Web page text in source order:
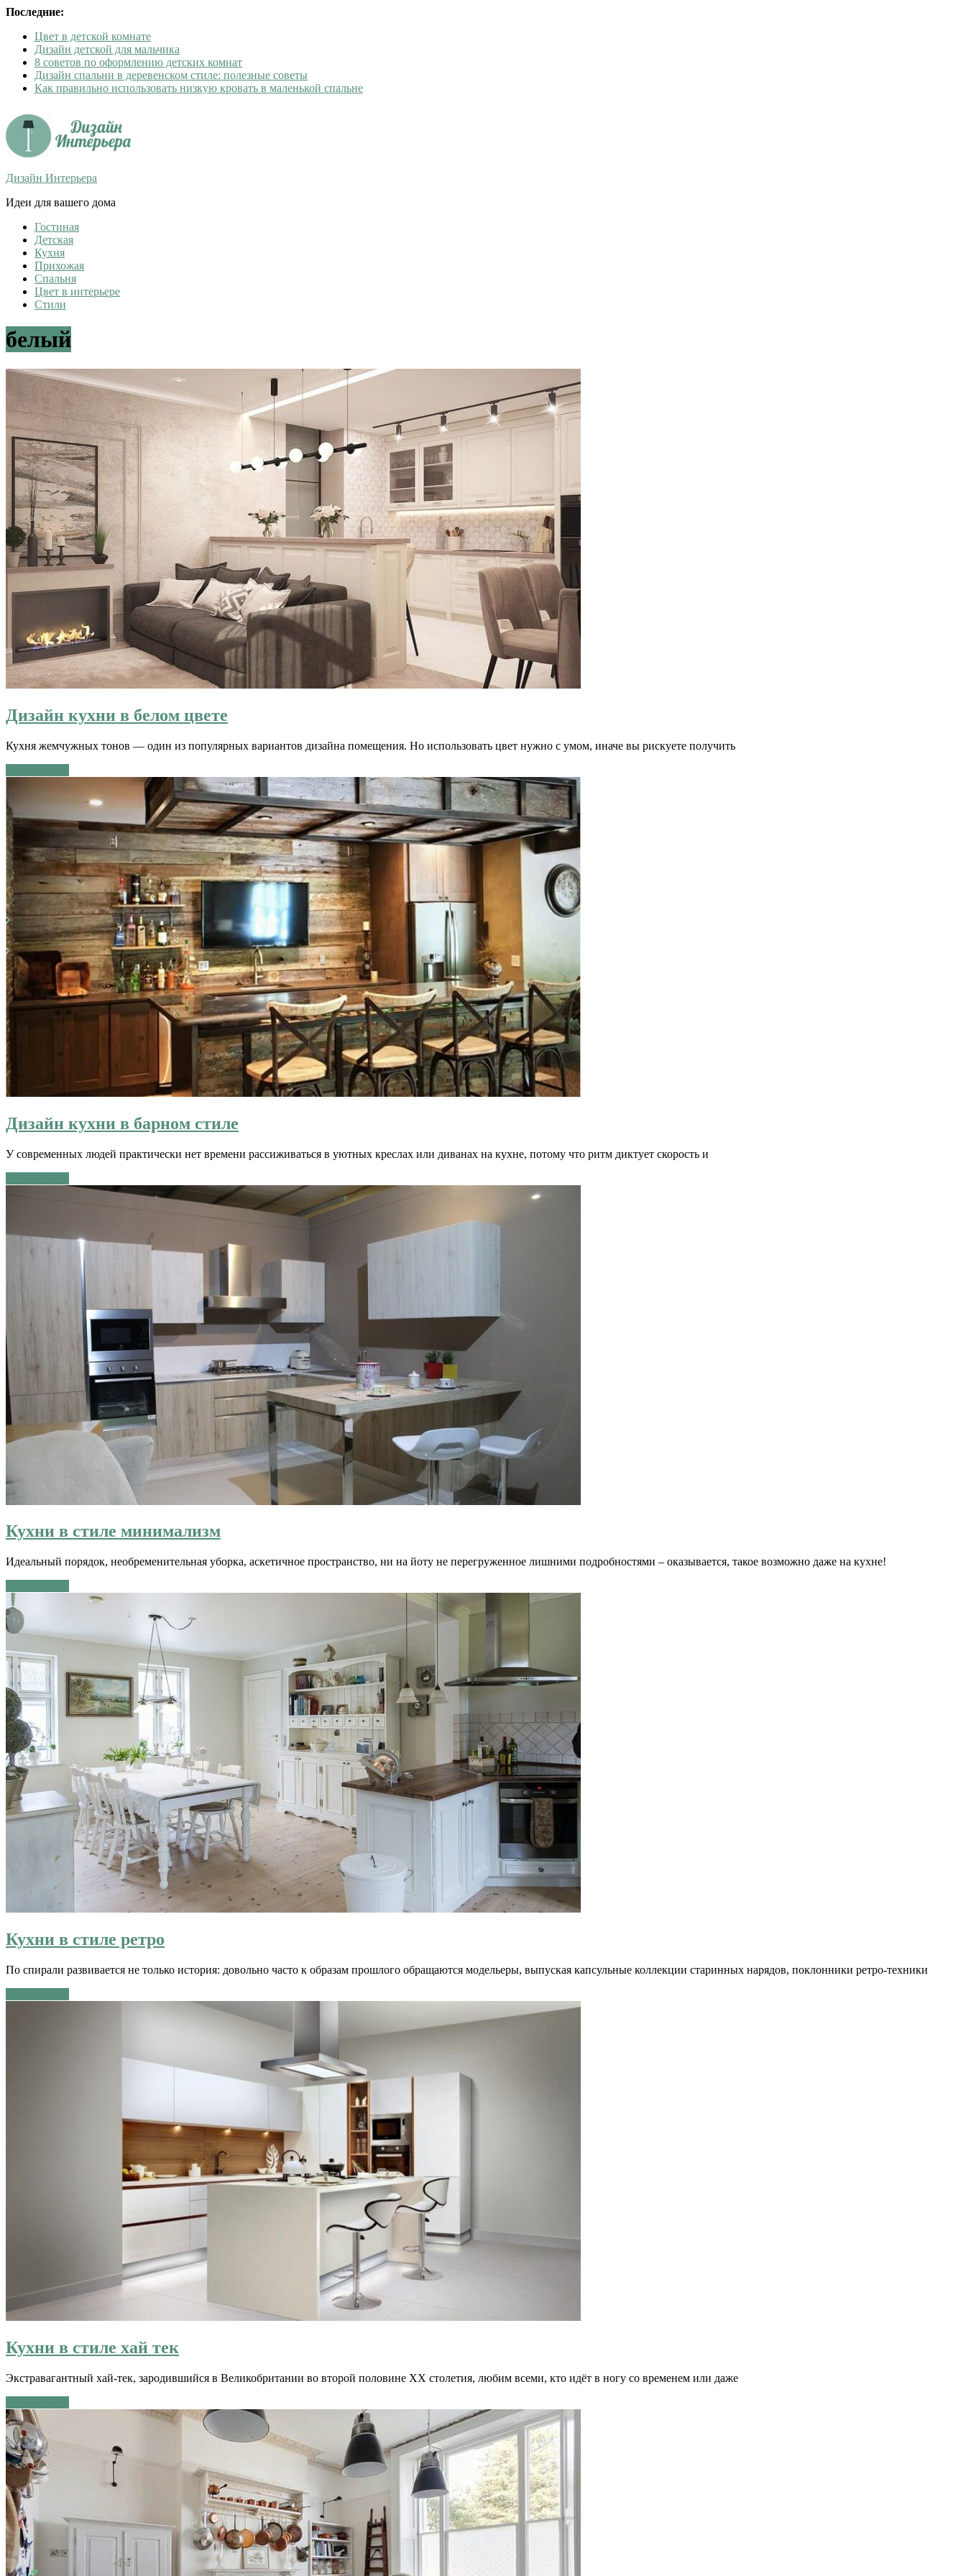
Последние:
Цвет в детской комнате
Дизайн детской для мальчика
8 советов по оформлению детских комнат
Дизайн спальни в деревенском стиле: полезные советы
Как правильно использовать низкую кровать в маленькой спальне
Дизайн Интерьера
Идеи для вашего дома
Гостиная
Детская
Кухня
Прихожая
Спальня
Цвет в интерьере
Стили
белый
Дизайн кухни в белом цвете
Кухня жемчужных тонов — один из популярных вариантов дизайна помещения. Но использовать цвет нужно с умом, иначе вы рискуете получить
Дизайн кухни в барном стиле
У современных людей практически нет времени рассиживаться в уютных креслах или диванах на кухне, потому что ритм диктует скорость и
Кухни в стиле минимализм
Идеальный порядок, необременительная уборка, аскетичное пространство, ни на йоту не перегруженное лишними подробностями – оказывается, такое возможно даже на кухне!
Кухни в стиле ретро
По спирали развивается не только история: довольно часто к образам прошлого обращаются модельеры, выпуская капсульные коллекции старинных нарядов, поклонники ретро-техники
Кухни в стиле хай тек
Экстравагантный хай-тек, зародившийся в Великобритании во второй половине ХХ столетия, любим всеми, кто идёт в ногу со временем или даже